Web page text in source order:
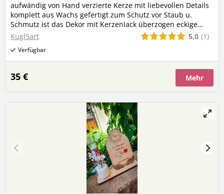
aufwändig von Hand verzierte Kerze mit liebevollen Details
komplett aus Wachs gefertigt zum Schutz vor Staub u.
Schmutz ist das Dekor mit Kerzenlack überzogen eckige
Kerze Höhe ca. 14 cm Breite 7 cm (Versandkosten werden
bei mehreren Produkten nur einmalig berechnet)
Kugl5art 5,0 (1)
Verfügbar
35 € Mehr